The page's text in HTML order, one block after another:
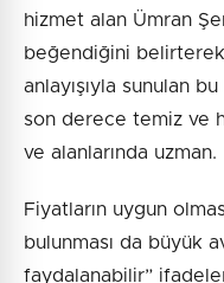
hizmet alan Ümran
beğendiğini
anlayışıyla sunulan
son derece temiz ve
ve alanlarında uzman.
Fiyatların uygun
bulunması da büyük
faydalanabilir”